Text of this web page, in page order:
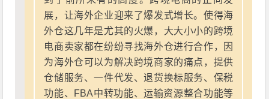
展，让海外企业迎来了爆发式增长。使得海
外仓这几年是尤其的火爆，大大小小的跨境
电商卖家都在纷纷寻找海外仓进行合作，因
为海外仓可以为解决跨境商家的痛点，提供
仓储服务、一件代发、退货换标服务、保税
功能、FBA中转功能、运输资源整合功能等